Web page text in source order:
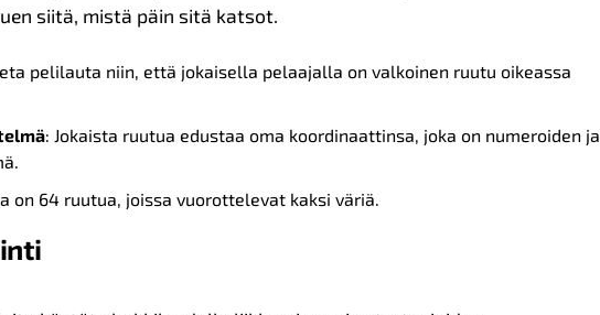
siitä, mistä päin sitä katsot.
pelilauta niin, että jokaisella pelaajalla on valkoinen ruutu oikeassa
: Jokaista ruutua edustaa oma koordinaattinsa, joka on numeroiden ja
on 64 ruutua, joissa vuorottelevat kaksi väriä.